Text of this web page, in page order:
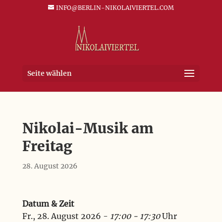
INFO@BERLIN-NIKOLAIVIERTEL.COM
Seite wählen
Nikolai-Musik am
Freitag
28. August 2026
Datum & Zeit
Fr., 28. August 2026 - 17:00 - 17:30Uhr